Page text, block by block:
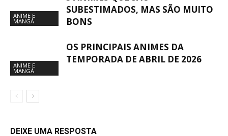
ANIME E
MANGÁ
SUBESTIMADOS, MAS SÃO MUITO
BONS
ANIME E
MANGÁ
OS PRINCIPAIS ANIMES DA
TEMPORADA DE ABRIL DE 2026
DEIXE UMA RESPOSTA